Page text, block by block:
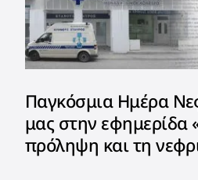
Παγκόσμια Ημέρα
μας στην εφημερίδα
πρόληψη και τη